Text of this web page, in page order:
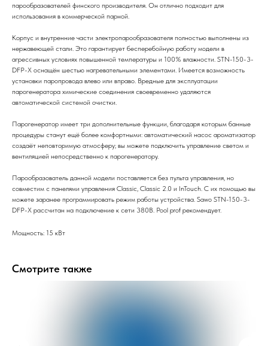
парообразователей финского производителя. Он отлично подходит для
использования в коммерческой парной.
Корпус и внутренние части электропарообразователя полностью выполнены из
нержавеющей стали. Это гарантирует бесперебойную работу модели в
агрессивных условиях повышенной температуры и 100% влажности. STN-150-3-
DFP-X оснащён шестью нагревательными элементами. Имеется возможность
установки паропровода влево или вправо. Вредные для эксплуатации
парогенератора химические соединения своевременно удаляются
автоматической системой очистки.
Парогенератор имеет три дополнительные функции, благодаря которым банные
процедуры станут ещё более комфортными: автоматический насос ароматизатор
создаёт неповторимую атмосферу; вы можете подключить управление светом и
вентиляцией непосредственно к парогенератору.
Парообразователь данной модели поставляется без пульта управления, но
совместим с панелями управления Classic, Classic 2.0 и InTouch. С их помощью вы
можете заранее программировать режим работы устройства. Sawo STN-150-3-
DFP-X рассчитан на подключение к сети 380В. Pool prof рекомендует.
Мощность: 15 кВт
Смотрите также